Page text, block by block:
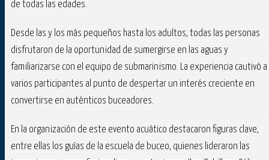
de todas las edades.
Desde las y los más pequeños hasta los adultos, todas las personas
disfrutaron de la oportunidad de sumergirse en las aguas y
familiarizarse con el equipo de submarinismo. La experiencia cautivó a
varios participantes al punto de despertar un interés creciente en
convertirse en auténticos buceadores.
En la organización de este evento acuático destacaron figuras clave,
entre ellas los guías de la escuela de buceo, quienes lideraron las